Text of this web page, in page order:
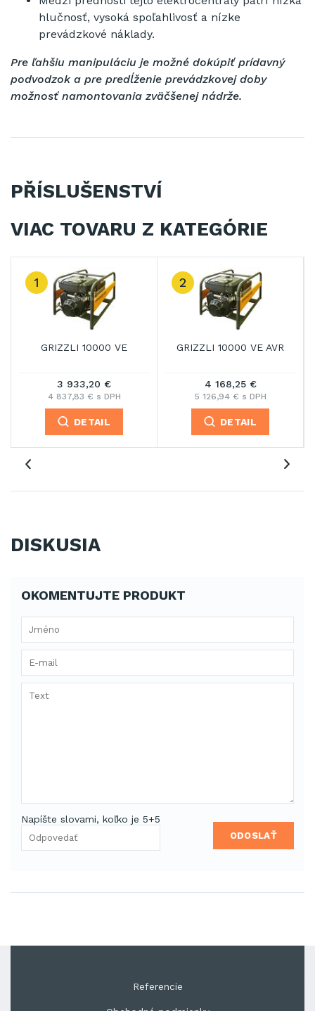
hlučnosť, vysoká spoľahlivosť a nízke
prevádzkové náklady.
Pre ľahšiu manipuláciu je možné dokúpiť prídavný
podvodzok a pre predĺženie prevádzkovej doby
možnosť namontovania zväčšenej nádrže.
PŘÍSLUŠENSTVÍ
VIAC TOVARU Z KATEGÓRIE
1
GRIZZLI 10000 VE
3 933,20 €
4 837,83 € s DPH
DETAIL
2
GRIZZLI 10000 VE AVR
4 168,25 €
5 126,94 € s DPH
DETAIL
DISKUSIA
OKOMENTUJTE PRODUKT
Napíšte slovami, koľko je 5+5
ODOSLAŤ
Referencie